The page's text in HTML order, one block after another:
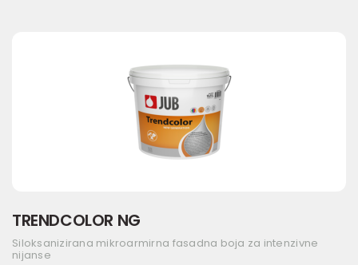
TRENDCOLOR NG
Siloksanizirana mikroarmirna fasadna boja za intenzivne
nijanse